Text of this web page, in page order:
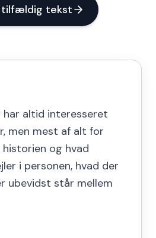
tilfældig tekst
har altid interesseret
men mest af alt for
og hvad
i personen, hvad der
ubevidst står mellem